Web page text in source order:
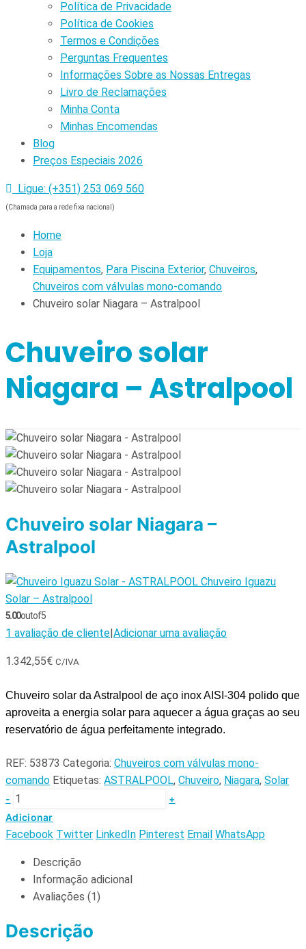
Política de Privacidade
Política de Cookies
Termos e Condições
Perguntas Frequentes
Informações Sobre as Nossas Entregas
Livro de Reclamações
Minha Conta
Minhas Encomendas
Blog
Preços Especiais 2026
Ligue: (+351) 253 069 560
(Chamada para a rede fixa nacional)
Home
Loja
Equipamentos, Para Piscina Exterior, Chuveiros,
Chuveiros com válvulas mono-comando
Chuveiro solar Niagara – Astralpool
Chuveiro solar
Niagara – Astralpool
Chuveiro solar Niagara –
Astralpool
Chuveiro Iguazu
Solar – Astralpool
5.00out of 5
1 avaliação de cliente|Adicionar uma avaliação
1.342,55€ C/IVA
Chuveiro solar da Astralpool de aço inox AISI-304 polido que
aproveita a energia solar para aquecer a água graças ao seu
reservatório de água perfeitamente integrado.
REF: 53873 Categoria: Chuveiros com válvulas mono-
comando Etiquetas: ASTRALPOOL, Chuveiro, Niagara, Solar
-
+
Adicionar
Facebook Twitter LinkedIn Pinterest Email WhatsApp
Descrição
Informação adicional
Avaliações (1)
Descrição